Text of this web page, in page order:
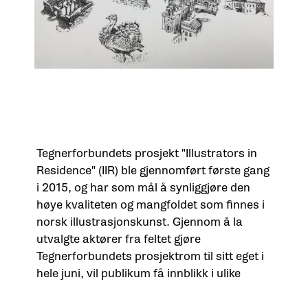
Tegnerforbundets prosjekt "Illustrators in
Residence" (IIR) ble gjennomført første gang
i 2015, og har som mål å synliggjøre den
høye kvaliteten og mangfoldet som finnes i
norsk illustrasjonskunst. Gjennom å la
utvalgte aktører fra feltet gjøre
Tegnerforbundets prosjektrom til sitt eget i
hele juni, vil publikum få innblikk i ulike